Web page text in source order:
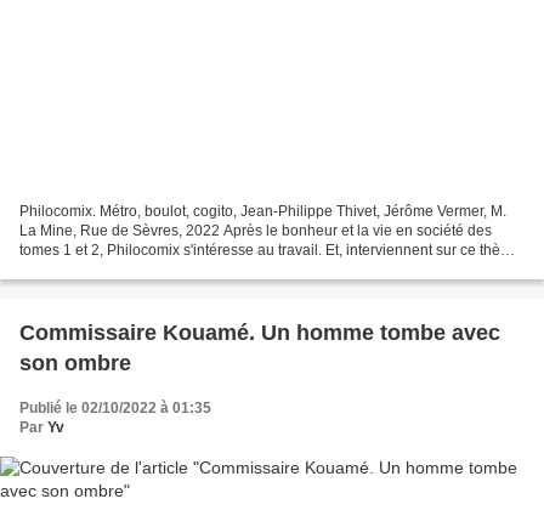
Philocomix. Métro, boulot, cogito, Jean-Philippe Thivet, Jérôme Vermer, M.
La Mine, Rue de Sèvres, 2022 Après le bonheur et la vie en société des
tomes 1 et 2, Philocomix s'intéresse au travail. Et, interviennent sur ce thème
Commissaire Kouamé. Un homme tombe avec
son ombre
Publié le 02/10/2022 à 01:35
Par Yv